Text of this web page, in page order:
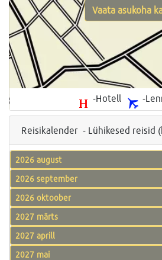
-Hotell -
Vaata asukoha
Reisikalender - Lühikesed reisid
2026 august
2026 september
2026 oktoober
2027 märts
2027 aprill
2027 mai